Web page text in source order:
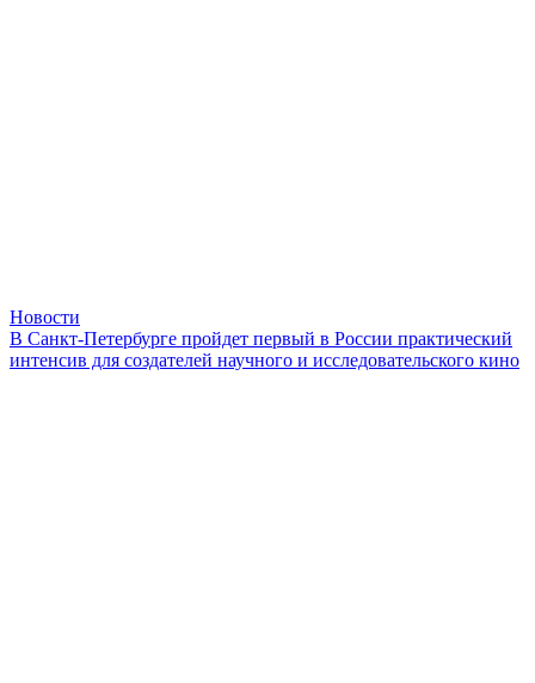
Новости
В Санкт-Петербурге пройдет первый в России практический
интенсив для создателей научного и исследовательского кино